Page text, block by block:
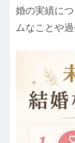
婚の実績につ
ムなことや